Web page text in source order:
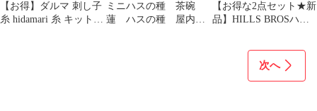
【お得】ダルマ 刺し子
糸 hidamari 糸 キット残
ミニハスの種 茶碗
蓮 ハスの種 屋内外
【お得な2点セット★新
品】HILLS BROSハー
次へ